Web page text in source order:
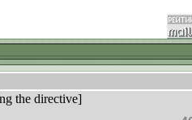
the directive]